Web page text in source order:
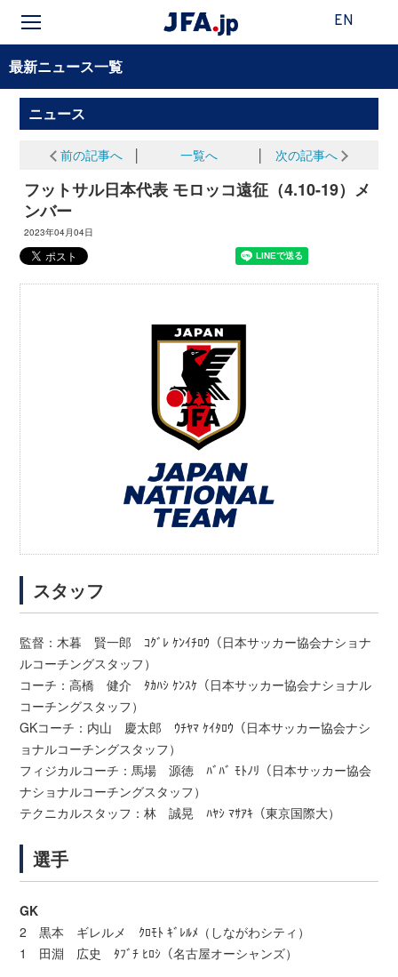
EN
最新ニュース一覧
ニュース
前の記事へ 一覧へ 次の記事へ
フットサル日本代表 モロッコ遠征（4.10-19）メ
ンバー
2023年04月04日
スタッフ
監督：木暮 賢一郎 ｺｸﾞﾚ ｹﾝｲﾁﾛｳ（日本サッカー協会ナショナ
ルコーチングスタッフ）
コーチ：高橋 健介 ﾀｶﾊｼ ｹﾝｽｹ（日本サッカー協会ナショナル
コーチングスタッフ）
GKコーチ：内山 慶太郎 ｳﾁﾔﾏ ｹｲﾀﾛｳ（日本サッカー協会ナシ
ョナルコーチングスタッフ）
フィジカルコーチ：馬場 源徳 ﾊﾞﾊﾞ ﾓﾄﾉﾘ（日本サッカー協会
ナショナルコーチングスタッフ）
テクニカルスタッフ：林 誠晃 ﾊﾔｼ ﾏｻｱｷ（東京国際大）
選手
GK
2 黒本 ギレルメ ｸﾛﾓﾄ ｷﾞﾚﾙﾒ（しながわシティ）
1 田淵 広史 ﾀﾌﾞﾁ ﾋﾛｼ（名古屋オーシャンズ）